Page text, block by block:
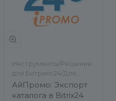
Инструменты/Решения
для Битрикс24/Для
разработчиков/
Импорт/экспорт
АйПромо: Экспорт
каталога в Bitrix24